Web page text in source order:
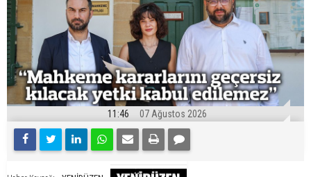
11:46 07 Ağustos 2026